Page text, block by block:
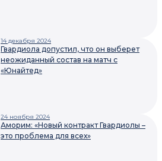
14 декабря 2024
Гвардиола допустил, что он выберет
неожиданный состав на матч с
«Юнайтед»
24 ноября 2024
Аморим: «Новый контракт Гвардиолы –
это проблема для всех»